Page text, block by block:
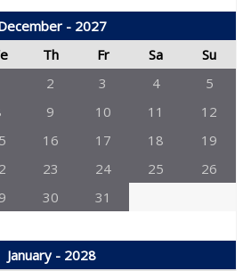
- 2027
Th Fr Sa
Su
2 3 4
5
9 10 11
12
16 17 18
19
23 24 25
26
30 31
January - 2028